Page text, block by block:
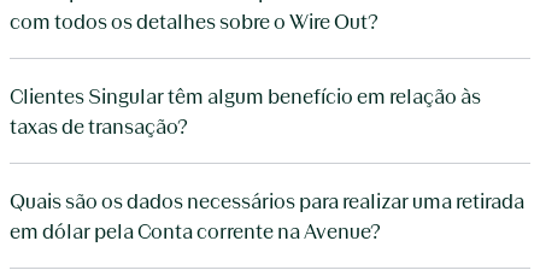
com todos os detalhes sobre o Wire Out?
Clientes Singular têm algum benefício em relação às
taxas de transação?
Quais são os dados necessários para realizar uma retirada
em dólar pela Conta corrente na Avenue?